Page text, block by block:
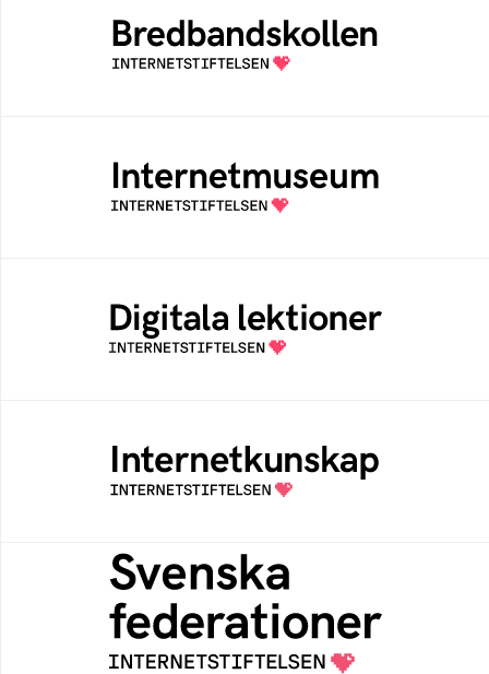
Bredbandskollen är ett oberoende
konsumentverktyg som drivs av
Internetstiftelsen
Ett digitalt museum som byggts, och kureras
av Internetstiftelsen
Öppen digital lärresurs med färdiga lektioner
för alla stadier i grundskolan
Samlad kunskap som hjälper dig att bli en
säker och medveten internetanvändare
Svenska federationer
Grunden för medlemskap i en sektors- eller
kontextspecifik federation